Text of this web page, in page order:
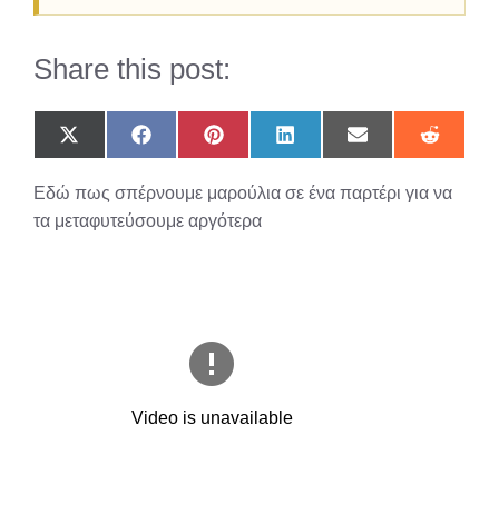
Share this post:
Share
on
(Twitter)
Share
on
Share
on
Share
on
Share
on
Share
on
Εδώ πως σπέρνουμε μαρούλια σε ένα παρτέρι για να
τα μεταφυτεύσουμε αργότερα